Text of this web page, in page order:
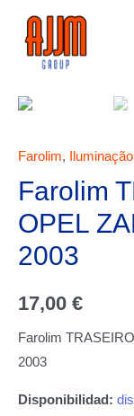
contenido
Farolim, Iluminação
Farolim
OPEL
2003
17,00 €
Farolim
2003
Disponibilidad: